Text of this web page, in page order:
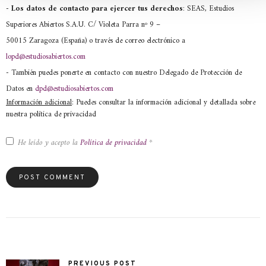
- Los datos de contacto para ejercer tus derechos: SEAS, Estudios
Superiores Abiertos S.A.U. C/ Violeta Parra nº 9 –
50015 Zaragoza (España) o través de correo electrónico a
lopd@estudiosabiertos.com
- También puedes ponerte en contacto con nuestro Delegado de Protección de
Datos en dpd@estudiosabiertos.com
Información adicional: Puedes consultar la información adicional y detallada sobre
nuestra política de privacidad
He leído y acepto la Política de privacidad *
PREVIOUS POST